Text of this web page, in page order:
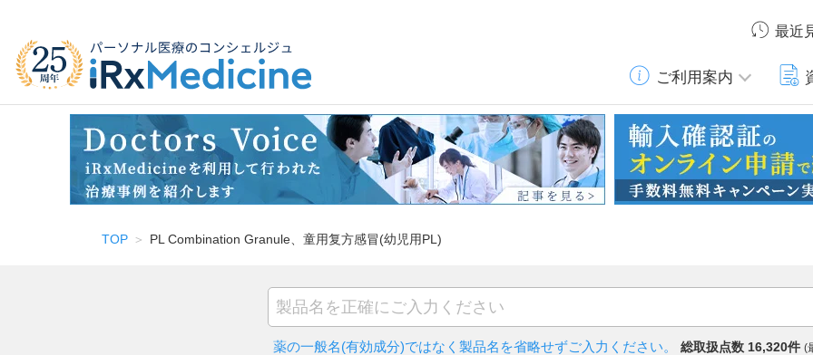
最近
ご利用案内
TOP PL Combination Granule、童用复方感冒(幼児用PL)
薬の一般名(有効成分)ではなく 製品名を省略せずご入力ください。 総取扱点数 16,320件 (